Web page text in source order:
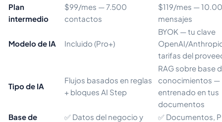
Plan
intermedio
$99/mes — 7.500
contactos
$119/mes —
mensajes
Modelo de IA Incluido (Pro+)
BYOK — tu clave
OpenAI/
tarifas del
Tipo de IA
Flujos basados en reglas
+ bloques AI Step
RAG sobre base
conocimientos —
entrenado en tus
documentos
Base de
✅ Datos del negocio y
✅ Documentos,